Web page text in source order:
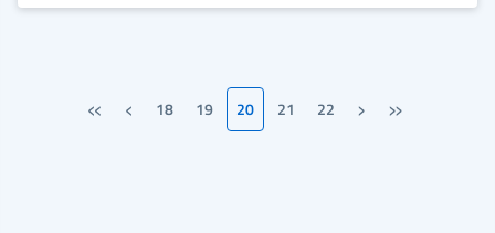
«Prima pagina
‹Pagina precedente
18 19 20 21 22 Pagina successiva
› Ultima pagina
»